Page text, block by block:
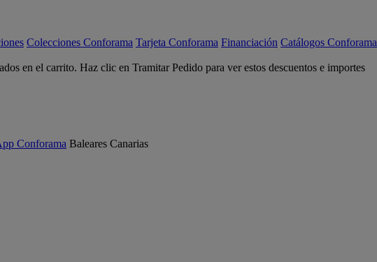
Colecciones Conforama Tarjeta Conforama Financiación Catálogos Conforama
en el carrito. Haz clic en Tramitar Pedido para ver estos descuentos e importes
Conforama Baleares Canarias